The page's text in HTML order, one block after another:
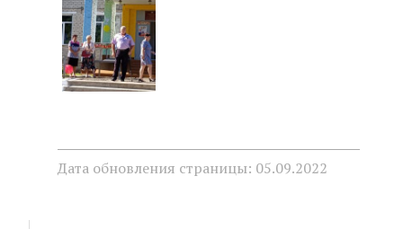
Дата обновления страницы: 05.09.2022